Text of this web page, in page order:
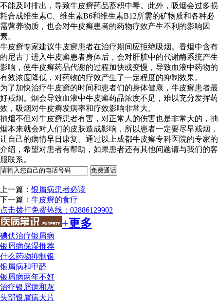
不能及时排出，导致牛皮癣药品蓄积中毒。此外，吸烟会过多损
耗合成维生素C、维生素B6和维生素B12所需的矿物质和各种必
需营养物质，也会对牛皮癣患者的药物疗效产生不利的影响因
素。
牛皮癣专家建议牛皮癣患者在治疗期间应拒绝吸烟。香烟中含有
的尼古丁进入牛皮癣患者身体后，会对肝脏中的代谢酶系统产生
影响，使牛皮癣药品代谢的过程加快或变慢，导致血液中药物的
有效浓度降低，对药物的疗效产生了一定程度的抑制效果。
为了加快治疗牛皮癣的时间和患者们的身体健康，牛皮癣患者最
好戒烟。烟会导致血液中牛皮癣药品浓度不足，难以充分发挥药
效，吸烟对牛皮癣发病率和疗效影响非常大。
抽烟不但对牛皮癣患者有害，对正常人的伤害也是非常大的，抽
烟本来就会对人们的皮肤造成影响，所以患者一定要尽早戒烟，
让自己的病情早日康复。通过以上成都牛皮癣专科医院的专家的
介绍，希望对患者有帮助，如果患者还有其他问题请与我们的客
服联系。
上一篇： 银屑病患者必读
下一篇： 牛皮癣的食疗
点击拨打免费热线：02886129902
+更多
碘伏治疗银屑病
银屑病保湿推荐
什么药物抑制银
银屑病和甲醛
银屑病两年不好
治疗银屑病和灰
头部银屑病大片